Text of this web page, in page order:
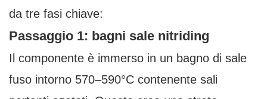
da tre fasi chiave:
Passaggio 1: bagni sale nitriding
Il componente è immerso in un bagno di sale
fuso intorno 570–590°C contenente sali